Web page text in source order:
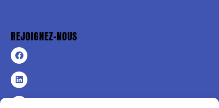
REJOIGNEZ-NOUS